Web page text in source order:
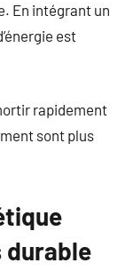
En intégrant un
est
rapidement
sont plus
durable